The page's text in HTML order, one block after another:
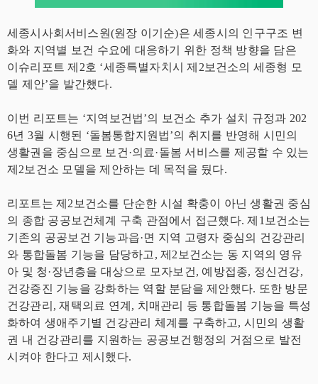
세종시사회서비스원(원장 이기순)은 세종시의 인구구조 변
화와 지역별 보건 수요에 대응하기 위한 정책 방향을 담은
이슈리포트 제2호 ‘세종특별자치시 제2보건소의 세종형 모
델 제안’을 발간했다.
이번 리포트는 ‘지역보건법’의 보건소 추가 설치 규정과 202
6년 3월 시행된 ‘돌봄통합지원법’의 취지를 반영해 시민의
생활권을 중심으로 보건·의료·돌봄 서비스를 제공할 수 있는
제2보건소 모델을 제안하는 데 목적을 뒀다.
리포트는 제2보건소를 단순한 시설 확충이 아닌 생활권 중심
의 종합 공공보건체계 구축 관점에서 접근했다. 제1보건소는
기존의 공공보건 기능과읍·면 지역 고령자 중심의 건강관리
와 통합돌봄 기능을 담당하고, 제2보건소는 동 지역의 영유
아 및 청·장년층을 대상으로 모자보건, 예방접종, 정신건강,
건강증진 기능을 강화하는 역할 분담을 제안했다. 또한 방문
건강관리, 재택의료 연계, 치매관리 등 통합돌봄 기능을 특성
화하여 생애주기별 건강관리 체계를 구축하고, 시민의 생활
권 내 건강관리를 지원하는 공공보건행정의 거점으로 발전
시켜야 한다고 제시했다.